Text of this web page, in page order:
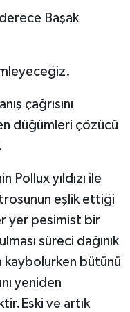
Başak
çağrısını
düğümleri çözücü
Pollux yıldızı ile
eşlik ettiği
yer pesimist bir
süreci dağınık
bütünü
yeniden
ve artık